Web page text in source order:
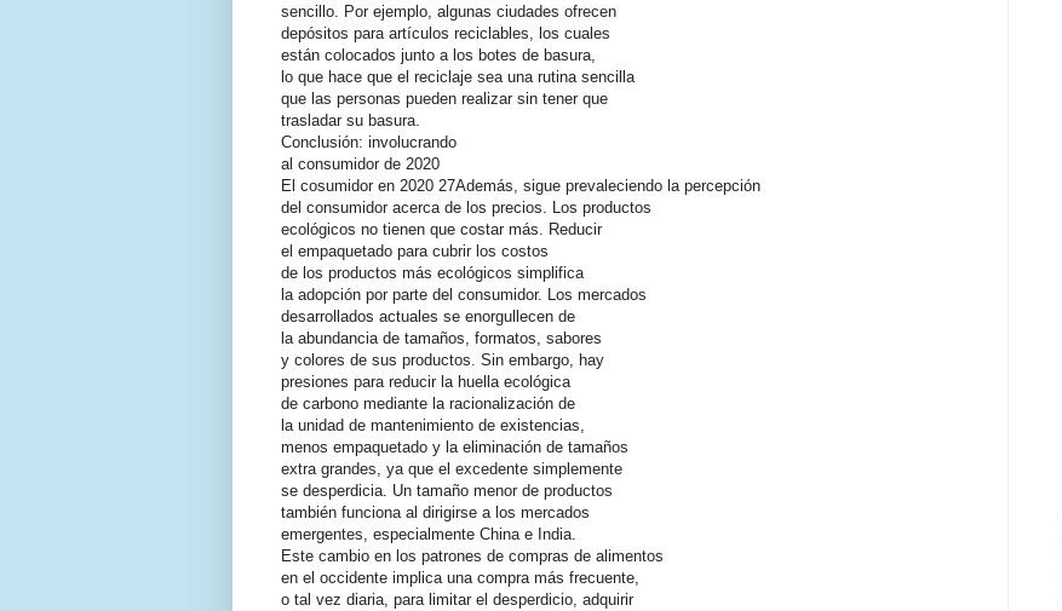
sencillo. Por ejemplo, algunas ciudades ofrecen
depósitos para artículos reciclables, los cuales
están colocados junto a los botes de basura,
lo que hace que el reciclaje sea una rutina sencilla
que las personas pueden realizar sin tener que
trasladar su basura.
Conclusión: involucrando
al consumidor de 2020
El cosumidor en 2020 27Además, sigue prevaleciendo la percepción
del consumidor acerca de los precios. Los productos
ecológicos no tienen que costar más. Reducir
el empaquetado para cubrir los costos
de los productos más ecológicos simplifica
la adopción por parte del consumidor. Los mercados
desarrollados actuales se enorgullecen de
la abundancia de tamaños, formatos, sabores
y colores de sus productos. Sin embargo, hay
presiones para reducir la huella ecológica
de carbono mediante la racionalización de
la unidad de mantenimiento de existencias,
menos empaquetado y la eliminación de tamaños
extra grandes, ya que el excedente simplemente
se desperdicia. Un tamaño menor de productos
también funciona al dirigirse a los mercados
emergentes, especialmente China e India.
Este cambio en los patrones de compras de alimentos
en el occidente implica una compra más frecuente,
o tal vez diaria, para limitar el desperdicio, adquirir